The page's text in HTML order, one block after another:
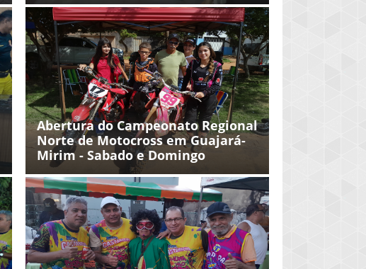
Abertura do Campeonato Regional
Norte de Motocross em Guajará-
Mirim - Sabado e Domingo